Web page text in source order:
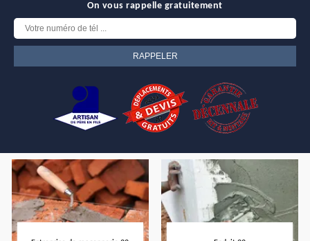
On vous rappelle gratuitement